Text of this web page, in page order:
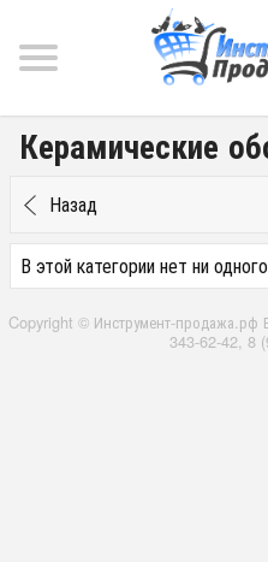
Керамические
Назад
В этой категории нет ни
Copyright © Инструмент-
343-62-42, 8